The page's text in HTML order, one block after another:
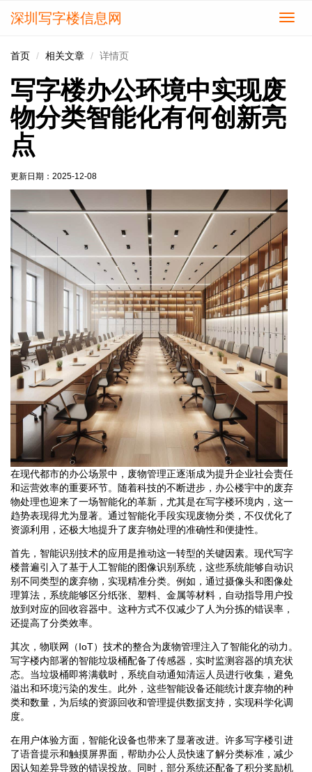
切
深圳写字楼信息网
首页 相关文章 详情页
写字楼办公环境中实现废
物分类智能化有何创新亮
点
更新日期： 2025-12-08
在现代都市的办公场景中，废物管理正逐渐成为提升企业社会责任
和运营效率的重要环节。随着科技的不断进步，办公楼宇中的废弃
物处理也迎来了一场智能化的革新，尤其是在写字楼环境内，这一
趋势表现得尤为显著。通过智能化手段实现废物分类，不仅优化了
资源利用，还极大地提升了废弃物处理的准确性和便捷性。
首先，智能识别技术的应用是推动这一转型的关键因素。现代写字
楼普遍引入了基于人工智能的图像识别系统，这些系统能够自动识
别不同类型的废弃物，实现精准分类。例如，通过摄像头和图像处
理算法，系统能够区分纸张、塑料、金属等材料，自动指导用户投
放到对应的回收容器中。这种方式不仅减少了人为分拣的错误率，
还提高了分类效率。
其次，物联网（IoT）技术的整合为废物管理注入了智能化的动力。
写字楼内部署的智能垃圾桶配备了传感器，实时监测容器的填充状
态。当垃圾桶即将满载时，系统自动通知清运人员进行收集，避免
溢出和环境污染的发生。此外，这些智能设备还能统计废弃物的种
类和数量，为后续的资源回收和管理提供数据支持，实现科学化调
度。
在用户体验方面，智能化设备也带来了显著改进。许多写字楼引进
了语音提示和触摸屏界面，帮助办公人员快速了解分类标准，减少
因认知差异导致的错误投放。同时，部分系统还配备了积分奖励机